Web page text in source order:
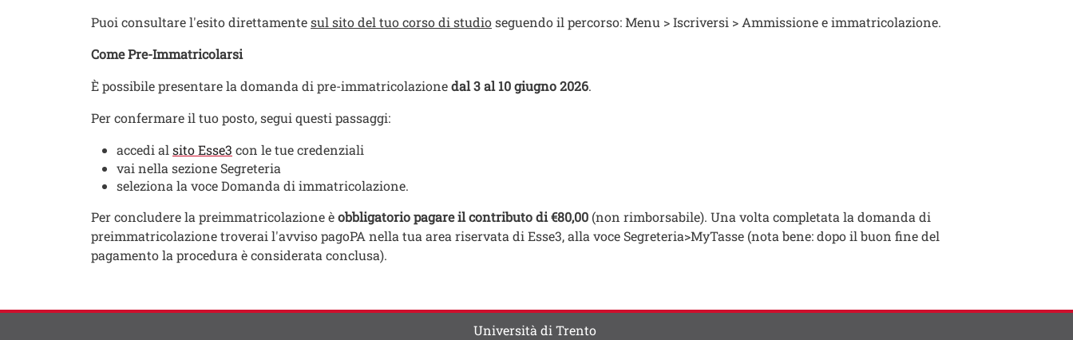
Puoi consultare l'esito direttamentesul sito del tuo corso di studioseguendo il percorso: Menu > Iscriversi > Ammissione e immatricolazione.
Come Pre-Immatricolarsi
È possibile presentare la domanda di pre-immatricolazionedal 3 al 10 giugno 2026.
Per confermare il tuo posto, segui questi passaggi:
accedi al sito Esse3 con le tue credenziali
vai nella sezione Segreteria
seleziona la voce Domanda di immatricolazione.
Per concludere la preimmatricolazione èobbligatorio pagare il contributo di €80,00 (non rimborsabile). Una volta completata la domanda di
preimmatricolazione troverai l'avviso pagoPA nella tua area riservata di Esse3, alla voce Segreteria>MyTasse (nota bene: dopo il buon fine del
pagamento la procedura è considerata conclusa).
Università di Trento